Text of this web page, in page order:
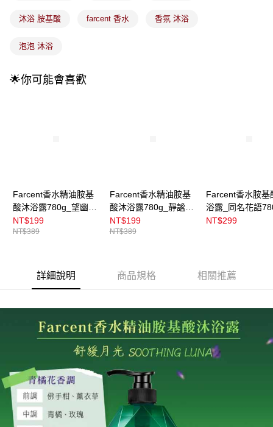
【注意事項】
買賣價金債權讓與本公司後，依約使用本公司帳單繳交帳款。
由本公司與您本人進行分期帳單所需資料之確認、核對及更正。
每筆NT$100，滿NT$899(含以上)免運費
每筆NT$100，滿NT$899(含以上)免運費
沐浴 胺基酸 farcent 香水 香氛 沐浴
泡泡 沐浴
🌟你可能會喜歡
Farcent香水精油胺基
酸沐浴露780g_望幽晚
安
NT$199
NT$389
Farcent香水精油胺基
酸沐浴露780g_靜謐谷
池
NT$199
NT$389
Farcent香水胺基
浴露_同名花語
NT$299
詳細說明 商品規格 相關推薦